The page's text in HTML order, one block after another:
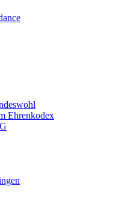
Ehrenkodex